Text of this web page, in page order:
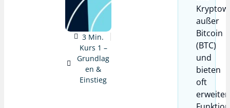
3 Min.
Kurs 1 –
Grundlag
en &
Einstieg
außer
Bitcoin
(BTC)
und
bieten
oft